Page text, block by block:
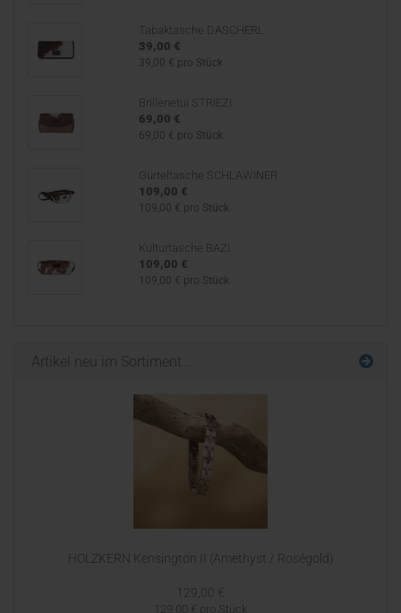
Tabaktasche DASCHERL
39,00 €
39,00 € pro Stück
Brillenetui STRIEZI
69,00 €
69,00 € pro Stück
Gürteltasche SCHLAWINER
109,00 €
109,00 € pro Stück
Kulturtasche BAZI
109,00 €
109,00 € pro Stück
Artikel neu im Sortiment ...
HOLZKERN Kensington II (Amethyst / Roségold)
129,00 €
129,00 € pro Stück